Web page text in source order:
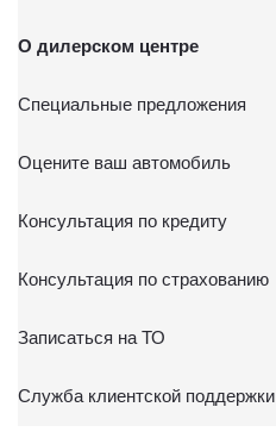
О дилерском центре
Специальные предложения
Оцените ваш автомобиль
Консультация по кредиту
Консультация по страхованию
Записаться на ТО
Служба клиентской поддержки